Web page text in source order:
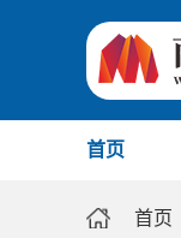
首页
首页